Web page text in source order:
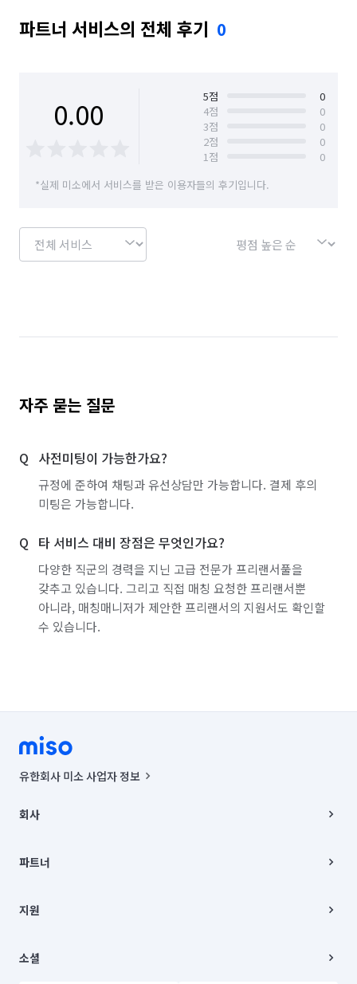
파트너 서비스의 전체 후기 0
0.00 5점
0
4점
0
3점
0
2점
0
1점
0
*실제 미소에서 서비스를 받은 이용자들의 후기입니다.
자주 묻는 질문
사전미팅이 가능한가요?
규정에 준하여 채팅과 유선상담만 가능합니다. 결제 후의
미팅은 가능합니다.
타 서비스 대비 장점은 무엇인가요?
다양한 직군의 경력을 지닌 고급 전문가 프리랜서풀을
갖추고 있습니다. 그리고 직접 매칭 요청한 프리랜서뿐
아니라, 매칭매니저가 제안한 프리랜서의 지원서도 확인할
수 있습니다.
유한회사 미소 사업자 정보
00019 |
주소 | 본사: 서울특별시 종로구 율곡로 6(중학동, 트윈트리빌딩) B동 5층
컨택센터 : 서울특별시 종로구 수송동 율곡로 24, 7층, 8층 미소
상품, 상품정보, 거래에 관한 의무와 책임은 거래당사자에게 있습니다.
언론 보도 관련 문의:
© 유한회사 미소. Miso, Inc. All Rights Reserved.
회사
채용
파트너
이사
지원
이용약관
소셜